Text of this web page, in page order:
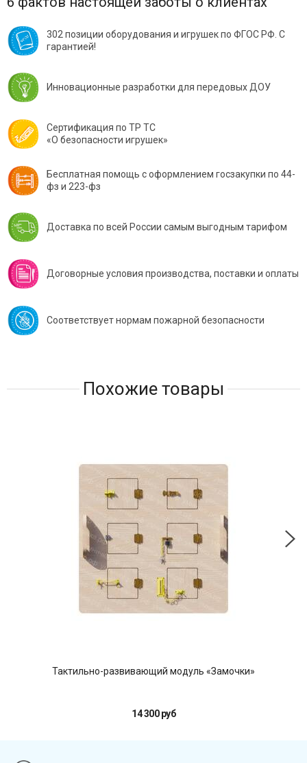
302 позиции оборудования и игрушек по ФГОС РФ. С
гарантией!
Инновационные разработки для передовых ДОУ
Сертификация по ТР ТС
«О безопасности игрушек»
Бесплатная помощь с оформлением госзакупки по 44-
фз и 223-фз
Доставка по всей России самым выгодным тарифом
Договорные условия производства, поставки и оплаты
Соответствует нормам пожарной безопасности
Похожие товары
Тактильно-развивающий модуль «Замочки»
14 300 руб